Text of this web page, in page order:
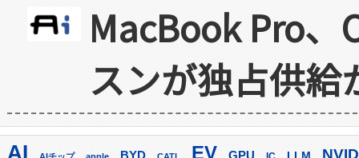
MacBook Pro
スンが独占供給
AI EV